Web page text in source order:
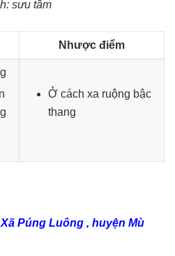
sưu tầm
Nhược điểm
Ở cách xa ruộng bậc
thang
Púng Luông , huyện Mù